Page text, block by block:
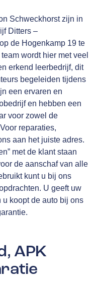
Schweckhorst zijn in
Ditters –
de Hogenkamp 19 te
wordt hier met veel
erkend leerbedrijf, dit
begeleiden tijdens
een ervaren en
en hebben een
voor zowel de
reparaties,
aan het juiste adres.
met de klant staan
de aanschaf van alle
kunt u bij ons
U geeft uw
koopt de auto bij ons
APK